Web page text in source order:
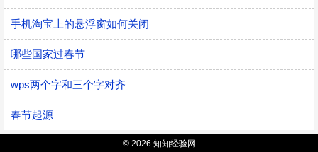
手机淘宝上的悬浮窗如何关闭
哪些国家过春节
wps两个字和三个字对齐
春节起源
© 2026 知知经验网